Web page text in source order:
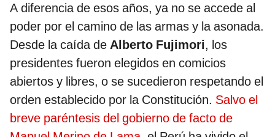
A diferencia de esos años, ya no se accede al
poder por el camino de las armas y la asonada.
Desde la caída de Alberto Fujimori, los
presidentes fueron elegidos en comicios
abiertos y libres, o se sucedieron respetando el
orden establecido por la Constitución. Salvo el
breve paréntesis del gobierno de facto de